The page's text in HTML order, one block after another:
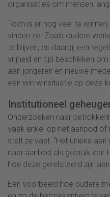
organisaties om mensen
Toch is er nog veel te
vinden ze. Zoals oudere
te blijven, en daarbij een
vrijheid en tijd beschikken
aan jongeren en nieuwe
een win-winsituatie op deze
Institutioneel
Onderzoeken naar
vaak enkel op het aanbod óf
stelt ze vast. “Het unieke
naar aanbod als gebruik van
hoe deze gerelateerd zijn
Een voorbeeld hoe oudere